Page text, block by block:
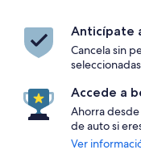
Anticípate
Cancela sin
Accede a
Ahorra desde
de auto si
Ver